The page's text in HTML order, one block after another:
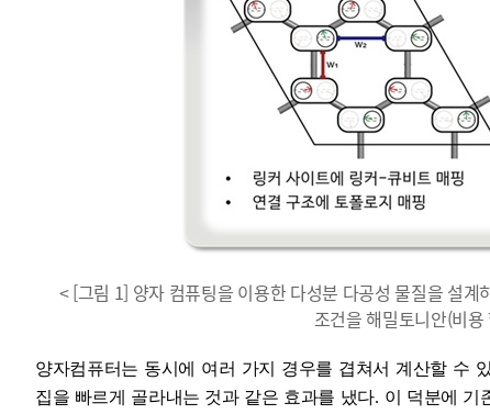
< [그림 1] 양자 컴퓨팅을 이용한 다성분 다공성 물질을 설계
조건을 해밀토니안(비
양자컴퓨터는 동시에 여러 가지 경우를 겹쳐서 계산할 수
집을 빠르게 골라내는 것과 같은 효과를 냈다. 이 덕분에 기